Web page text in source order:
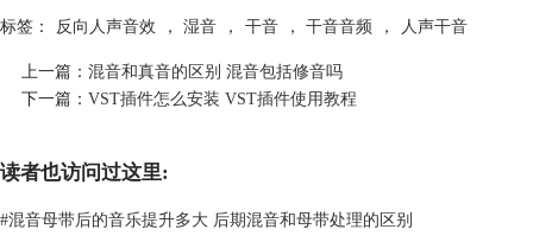
功能，今天就使用FL Studio来演示听湿录干是如何制作的。
点击“混音器”按钮，在混音器界面选择一个空闲通道1，点击空闲通道1下
的录制按钮，进行干声录制。
标签： 反向人声音效 ， 湿音 ， 干音 ， 干音音频 ， 人声干音
上一篇： 混音和真音的区别 混音包括修音吗
下一篇： VST插件怎么安装 VST插件使用教程
读者也访问过这里:
#混音母带后的音乐提升多大 后期混音和母带处理的区别